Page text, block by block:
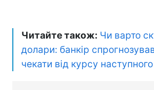
Читайте також: Чи варто
долари: банкір
чекати від курсу